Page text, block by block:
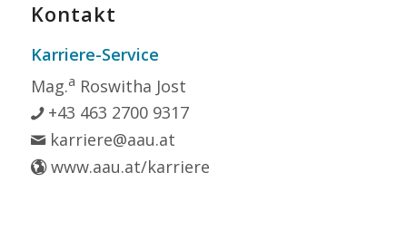
Kontakt
Karriere-Service
Mag.a Roswitha Jost
+43 463 2700 9317
karriere@aau.at
www.aau.at/karriere